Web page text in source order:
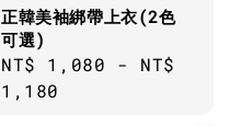
正韓美袖綁帶上衣(2色
可選)
Regular
price
NT$ 1,080 - NT$
1,180